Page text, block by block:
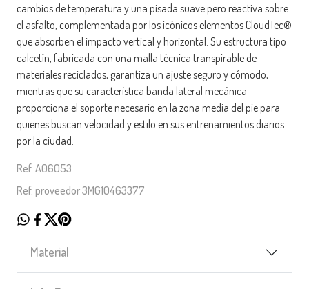
cambios de temperatura y una pisada suave pero reactiva sobre
el asfalto, complementada por los icónicos elementos CloudTec®
que absorben el impacto vertical y horizontal. Su estructura tipo
calcetín, fabricada con una malla técnica transpirable de
materiales reciclados, garantiza un ajuste seguro y cómodo,
mientras que su característica banda lateral mecánica
proporciona el soporte necesario en la zona media del pie para
quienes buscan velocidad y estilo en sus entrenamientos diarios
por la ciudad.
Ref. A06053
Ref. proveedor 3MG10463377
Material